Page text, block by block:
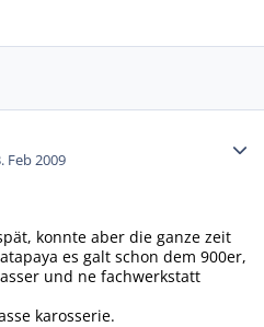
Feb 2009
konnte aber die ganze zeit
es galt schon dem 900er,
und ne fachwerkstatt
karosserie.